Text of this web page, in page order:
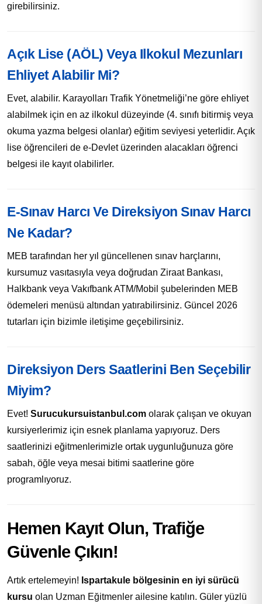
girebilirsiniz.
Açık Lise (AÖL) Veya Ilkokul Mezunları
Ehliyet Alabilir Mi?
Evet, alabilir. Karayolları Trafik Yönetmeliği’ne göre ehliyet
alabilmek için en az ilkokul düzeyinde (4. sınıfı bitirmiş veya
okuma yazma belgesi olanlar) eğitim seviyesi yeterlidir. Açık
lise öğrencileri de e-Devlet üzerinden alacakları öğrenci
belgesi ile kayıt olabilirler.
E-Sınav Harcı Ve Direksiyon Sınav Harcı
Ne Kadar?
MEB tarafından her yıl güncellenen sınav harçlarını,
kursumuz vasıtasıyla veya doğrudan Ziraat Bankası,
Halkbank veya Vakıfbank ATM/Mobil şubelerinden MEB
ödemeleri menüsü altından yatırabilirsiniz. Güncel 2026
tutarları için bizimle iletişime geçebilirsiniz.
Direksiyon Ders Saatlerini Ben Seçebilir
Miyim?
Evet! Surucukursuistanbul.com olarak çalışan ve okuyan
kursiyerlerimiz için esnek planlama yapıyoruz. Ders
saatlerinizi eğitmenlerimizle ortak uygunluğunuza göre
sabah, öğle veya mesai bitimi saatlerine göre
programlıyoruz.
Hemen Kayıt Olun, Trafiğe
Güvenle Çıkın!
Artık ertelemeyin! Ispartakule bölgesinin en iyi sürücü
kursu olan Uzman Eğitmenler ailesine katılın. Güler yüzlü